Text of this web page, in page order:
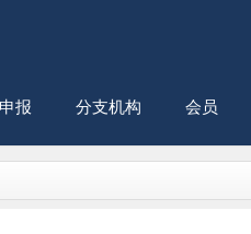
报 分支机构 会员